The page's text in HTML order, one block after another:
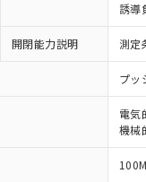
誘導
開閉能力説明 測
プッ
電気
機械
件をお読みいただき、
ービスは、当社制御機
の当社在庫状況および
抜)を提供させていただ
制御機器事業取扱商品
なし：EU RoHS指令（
非対応の商品で、対応
中：EU RoHS指令（
応状況を調査中または
と関係のない商品です
大均質材料含有率が
であることを示します
大均質材料含有率が中